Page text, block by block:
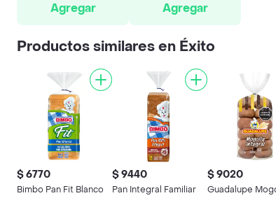
Agregar
Agregar
Productos similares en Éxito
$ 6770
Bimbo Pan Fit Blanco
$ 9440
Pan Integral Familiar
$ 9020
Guadalupe